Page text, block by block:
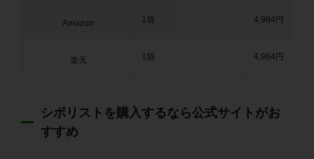
Amazon 1袋 4,984円
楽天 1袋 4,984円
シボリストを購入するなら公式サイトがお
すすめ